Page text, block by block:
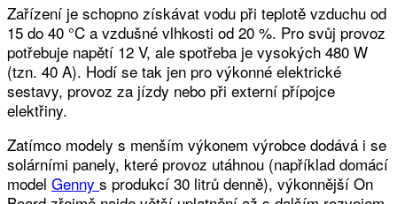
Zařízení je schopno získávat vodu při teplotě vzduchu od
15 do 40 °C a vzdušné vlhkosti od 20 %. Pro svůj provoz
potřebuje napětí 12 V, ale spotřeba je vysokých 480 W
(tzn. 40 A). Hodí se tak jen pro výkonné elektrické
sestavy, provoz za jízdy nebo při externí přípojce
elektřiny.
Zatímco modely s menším výkonem výrobce dodává i se
solárními panely, které provoz utáhnou (například domácí
model Genny s produkcí 30 litrů denně), výkonnější On